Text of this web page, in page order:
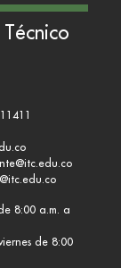
8:00 a.m. a
de 8:00